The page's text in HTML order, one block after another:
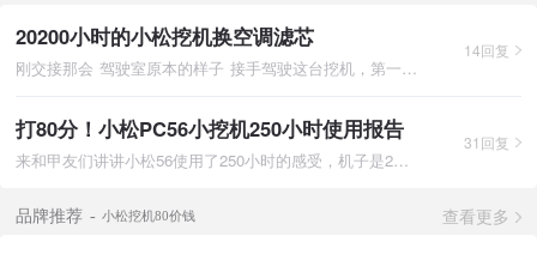
20200小时的小松挖机换空调滤芯
刚交接那会 驾驶室原本的样子 接手驾驶这台挖机，第一感觉保养
14回复
打80分！小松PC56小挖机250小时使用报告
来和甲友们讲讲小松56使用了250小时的感受，机子是2月22号拖回来
31回复
品牌推荐 小松挖机80价钱 查看更多